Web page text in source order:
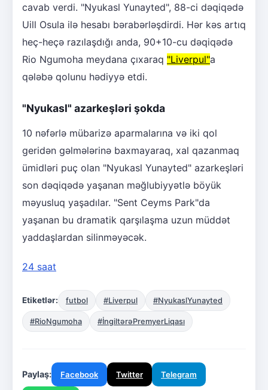
cavab verdi. "Nyukasl Yunayted", 88-ci dəqiqədə
Uill Osula ilə hesabı bərabərləşdirdi. Hər kəs artıq
heç-heçə razılaşdığı anda, 90+10-cu dəqiqədə
Rio Ngumoha meydana çıxaraq "Liverpul"a
qələbə qolunu hədiyyə etdi.
"Nyukasl" azarkeşləri şokda
10 nəfərlə mübarizə aparmalarına və iki qol
geridən gəlmələrinə baxmayaraq, xal qazanmaq
ümidləri puç olan "Nyukasl Yunayted" azarkeşləri
son dəqiqədə yaşanan məğlubiyyətlə böyük
məyusluq yaşadılar. "Sent Ceyms Park"da
yaşanan bu dramatik qarşılaşma uzun müddət
yaddaşlardan silinməyəcək.
24 saat
Etiketlər: futbol #Liverpul #NyukaslYunayted
#RioNgumoha #İngiltərəPremyerLiqası
Paylaş: Facebook Twitter Telegram